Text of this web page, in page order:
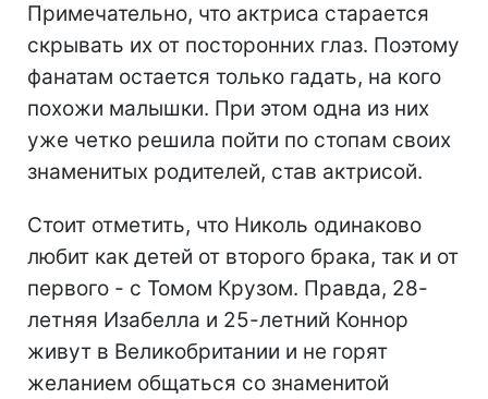
Примечательно, что актриса старается
скрывать их от посторонних глаз. Поэтому
фанатам остается только гадать, на кого
похожи малышки. При этом одна из них
уже четко решила пойти по стопам своих
знаменитых родителей, став актрисой.
Стоит отметить, что Николь одинаково
любит как детей от второго брака, так и от
первого - с Томом Крузом. Правда, 28-
летняя Изабелла и 25-летний Коннор
живут в Великобритании и не горят
желанием общаться со знаменитой